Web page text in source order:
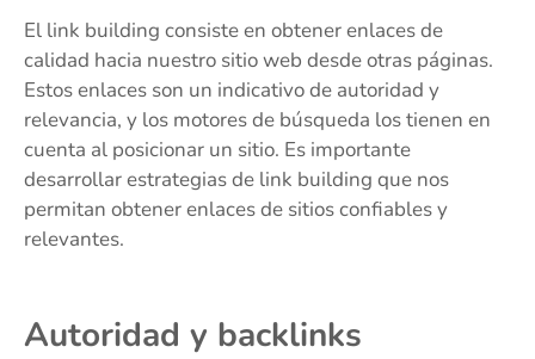
El link building consiste en obtener enlaces de
calidad hacia nuestro sitio web desde otras páginas.
Estos enlaces son un indicativo de autoridad y
relevancia, y los motores de búsqueda los tienen en
cuenta al posicionar un sitio. Es importante
desarrollar estrategias de link building que nos
permitan obtener enlaces de sitios confiables y
relevantes.
Autoridad y backlinks